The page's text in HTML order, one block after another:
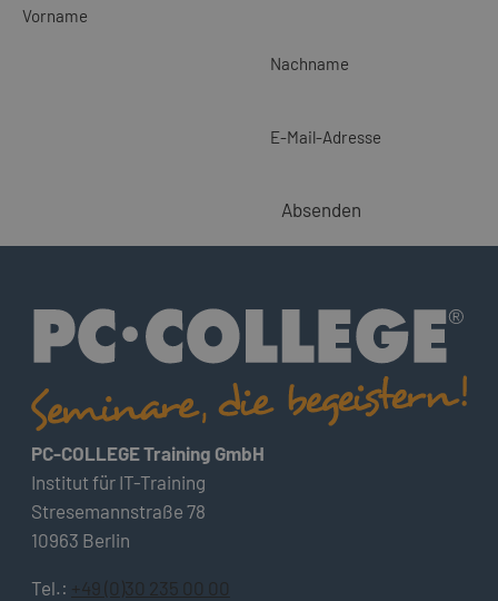
Vorname
Nachname
E-Mail-Adresse
Absenden
PC-COLLEGE Training GmbH
Institut für IT-Training
Stresemannstraße 78
10963 Berlin
Tel.: +49 (0)30 235 00 00